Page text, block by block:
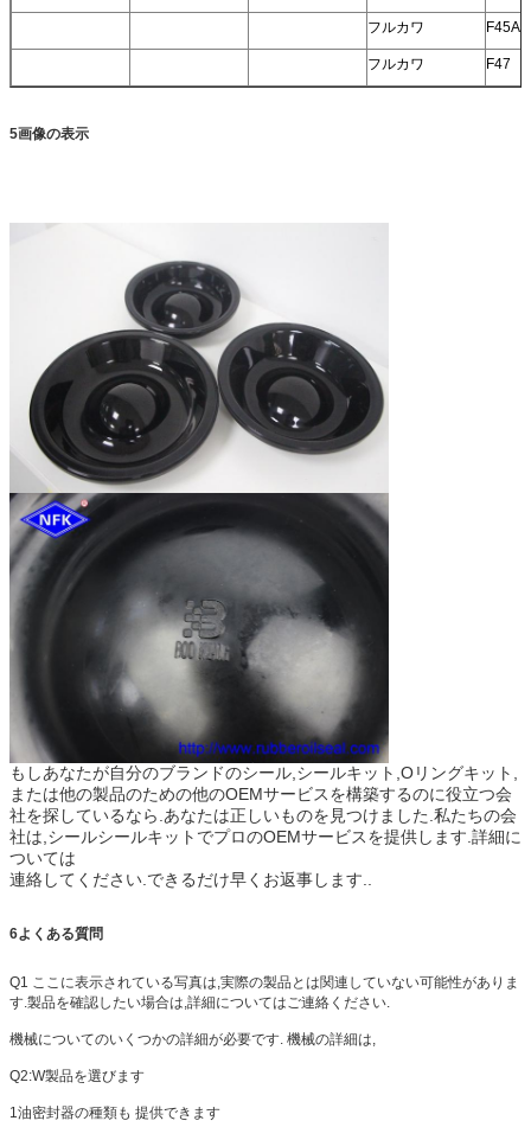
フルカワ
フルカワ F47
5画像の表示
もしあなたが自分のブランドのシール,シールキット,Oリングキット,
または他の製品のための他のOEMサービスを構築するのに役立つ会
社を探しているなら.あなたは正しいものを見つけました.私たちの会
社は,シールシールキットでプロのOEMサービスを提供します.詳細に
ついては
連絡してください.できるだけ早くお返事します..
6よくある質問
Q1 ここに表示されている写真は,実際の製品とは関連していない可能性がありま
す.製品を確認したい場合は,詳細についてはご連絡ください.
機械についてのいくつかの詳細が必要です. 機械の詳細は,
Q2:W製品を選びます
1油密封器の種類も 提供できます